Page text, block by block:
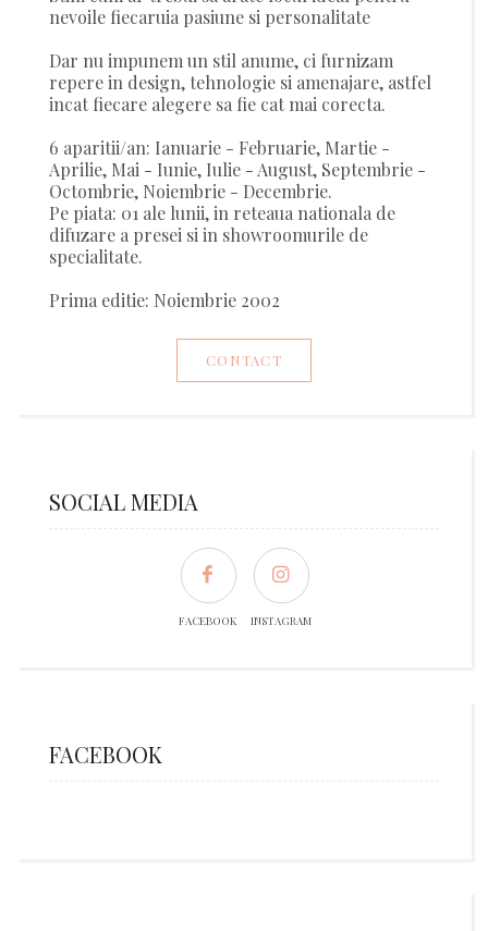
nevoile fiecaruia pasiune si personalitate
Dar nu impunem un stil anume, ci furnizam
repere in design, tehnologie si amenajare, astfel
incat fiecare alegere sa fie cat mai corecta.
6 aparitii/an: Ianuarie - Februarie, Martie -
Aprilie, Mai - Iunie, Iulie - August, Septembrie -
Octombrie, Noiembrie - Decembrie.
Pe piata: 01 ale lunii, in reteaua nationala de
difuzare a presei si in showroomurile de
specialitate.
Prima editie: Noiembrie 2002
CONTACT
SOCIAL MEDIA
FACEBOOK INSTAGRAM
FACEBOOK